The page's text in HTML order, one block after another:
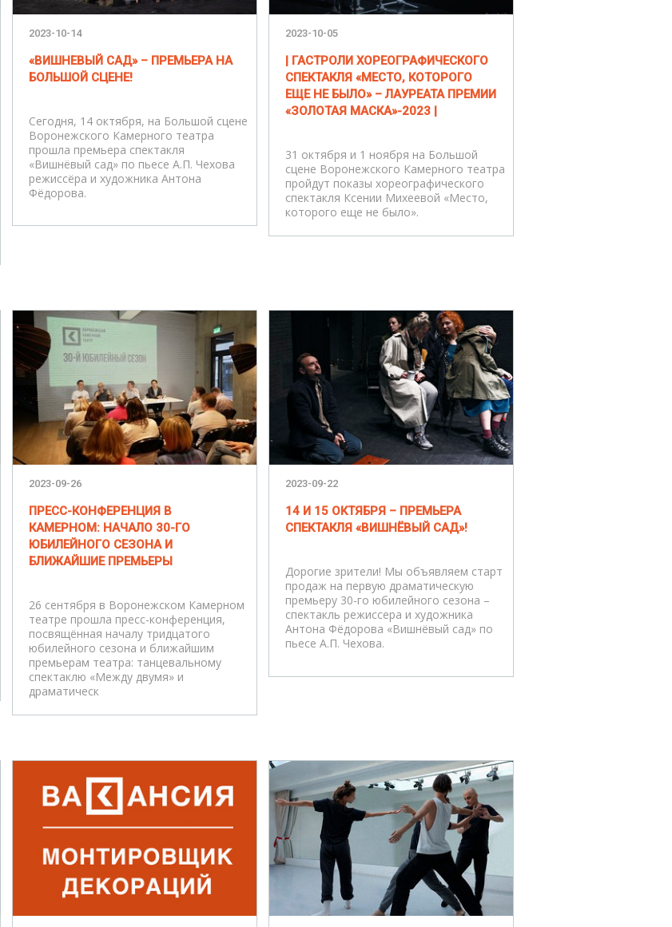
2023-10-14
«ВИШНЕВЫЙ САД» – ПРЕМЬЕРА НА
БОЛЬШОЙ СЦЕНЕ!
Сегодня, 14 октября, на Большой сцене
Воронежского Камерного театра
прошла премьера спектакля
«Вишнёвый сад» по пьесе А.П. Чехова
режиссёра и художника Антона
Фёдорова.
2023-10-05
| ГАСТРОЛИ ХОРЕОГРАФИЧЕСКОГО
СПЕКТАКЛЯ «МЕСТО, КОТОРОГО
ЕЩЕ НЕ БЫЛО» – ЛАУРЕАТА ПРЕМИИ
«ЗОЛОТАЯ МАСКА»-2023 |
31 октября и 1 ноября на Большой
сцене Воронежского Камерного театра
пройдут показы хореографического
спектакля Ксении Михеевой «Место,
которого еще не было».
2023-09-26
ПРЕСС-КОНФЕРЕНЦИЯ В
КАМЕРНОМ: НАЧАЛО 30-ГО
ЮБИЛЕЙНОГО СЕЗОНА И
БЛИЖАЙШИЕ ПРЕМЬЕРЫ
26 сентября в Воронежском Камерном
театре прошла пресс-конференция,
посвящённая началу тридцатого
юбилейного сезона и ближайшим
премьерам театра: танцевальному
спектаклю «Между двумя» и
драматическ
2023-09-22
14 И 15 ОКТЯБРЯ – ПРЕМЬЕРА
СПЕКТАКЛЯ «ВИШНЁВЫЙ САД»!
Дорогие зрители! Мы объявляем старт
продаж на первую драматическую
премьеру 30-го юбилейного сезона –
спектакль режиссера и художника
Антона Фёдорова «Вишнёвый сад» по
пьесе А.П. Чехова.